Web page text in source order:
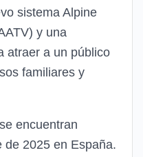
sistema Alpine
y una
atraer a un público
familiares y
encuentran
de 2025 en España.